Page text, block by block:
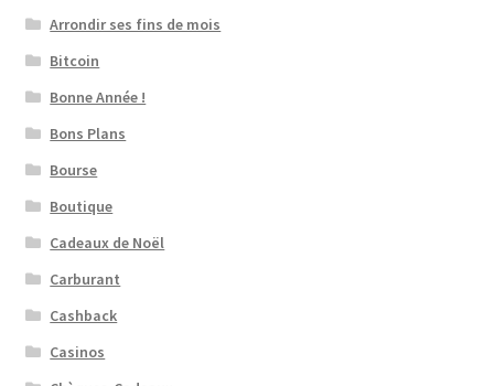
Arrondir ses fins de mois
Bitcoin
Bonne Année !
Bons Plans
Bourse
Boutique
Cadeaux de Noël
Carburant
Cashback
Casinos